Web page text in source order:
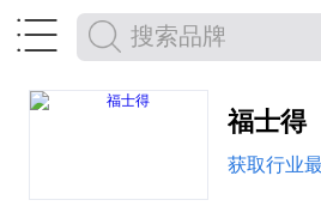

福士得
获取行业